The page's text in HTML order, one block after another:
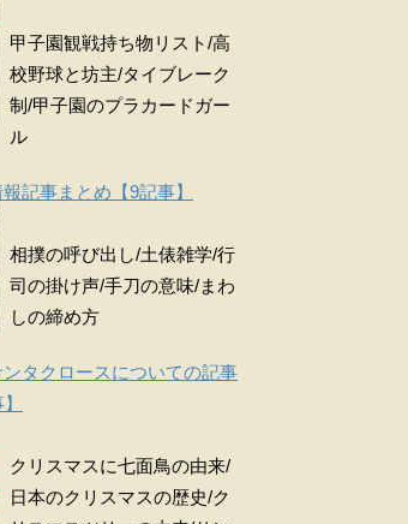
甲子園観戦持ち物リスト/高
校野球と坊主/タイブレーク
制/甲子園のプラカードガー
ル
記事まとめ【9記事】
相撲の呼び出し/土俵雑学/行
司の掛け声/手刀の意味/まわ
しの締め方
タクロースについての記事
クリスマスに七面鳥の由来/
日本のクリスマスの歴史/ク